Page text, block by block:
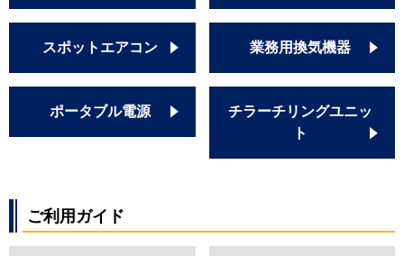
スポットエアコン 業務用換気機器
ポータブル電源
チラーチリングユニッ
ト
ご利用ガイド